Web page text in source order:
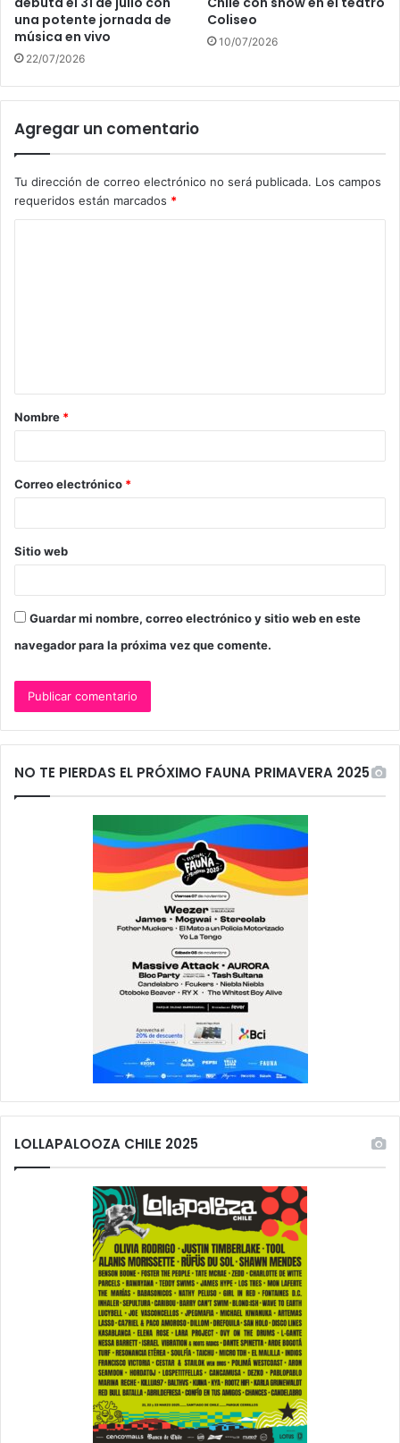
una potente jornada de
música en vivo
22/07/2026
Coliseo
10/07/2026
Agregar un comentario
Tu dirección de correo electrónico no será publicada. Los campos
requeridos están marcados *
a
r
*
Nombre *
Correo electrónico *
Sitio web
Guardar mi nombre, correo electrónico y sitio web en este
navegador para la próxima vez que comente.
NO TE PIERDAS EL PRÓXIMO FAUNA PRIMAVERA 2025
LOLLAPALOOZA CHILE 2025